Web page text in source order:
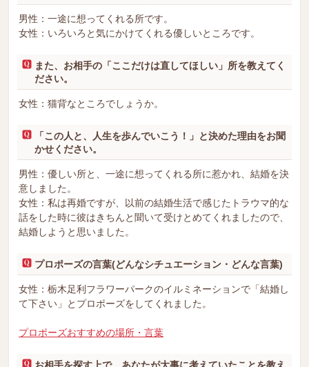
男性：一途に想ってくれる所です。
女性：いろいろと気にかけてくれる優しいところです。
また、お相手の「ここだけは直してほしい」所を教えてく
ださい。
女性：猫背なところでしょうか。
「この人と、人生を歩んでいこう！」と決めた理由をお聞
かせください。
男性：優しい所と、一途に想ってくれる所に惹かれ、結婚を決
意しました。
女性：私は再婚ですが、以前の結婚生活で感じたトラウマ的な
話をした時に彼はきちんと聞いて受けとめてくれましたので、
結婚しようと思いました。
プロポーズの言葉(どんなシチュエーション・どんな言葉)
女性：栃木足利フラワーパークのイルミネーションで「結婚し
て下さい」とプロポーズをしてくれました。
プロポーズおすすめの場所・言葉
お相手を探す上で、あなたが大事に考えていたことを教え